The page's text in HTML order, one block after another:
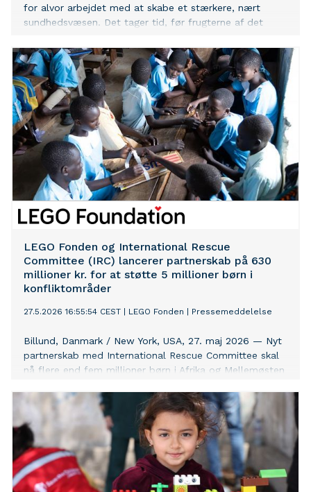
for alvor arbejdet med at skabe et stærkere, nært
sundhedsvæsen. Det tager tid, før frugterne af det
pres på økonomien i sundhedsvæsenet.
LEGO Fonden og International Rescue
Committee (IRC) lancerer partnerskab på 630
millioner kr. for at støtte 5 millioner børn i
konfliktområder
27.5.2026 16:55:54 CEST LEGO Fonden Pressemeddelelse
Billund, Danmark / New York, USA, 27. maj 2026 — Nyt
partnerskab med International Rescue Committee skal
nå flere end fem millioner børn i Afrika og Mellemøsten